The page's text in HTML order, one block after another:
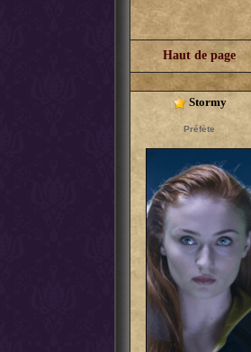
Haut de page
Stormy
Préfète